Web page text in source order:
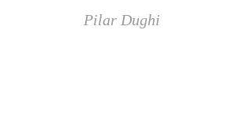
Pilar Dughi